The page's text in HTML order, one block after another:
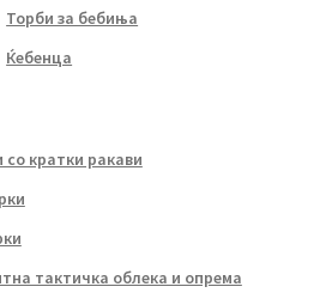
Торби за бебиња
Ќебенца
кратки ракави
тактичка облека и опрема